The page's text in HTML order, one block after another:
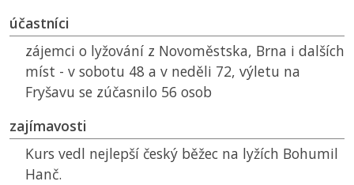
účastníci
zájemci o lyžování z Novoměstska, Brna i dalších
míst - v sobotu 48 a v neděli 72, výletu na
Fryšavu se zúčasnilo 56 osob
zajímavosti
Kurs vedl nejlepší český běžec na lyžích Bohumil
Hanč.